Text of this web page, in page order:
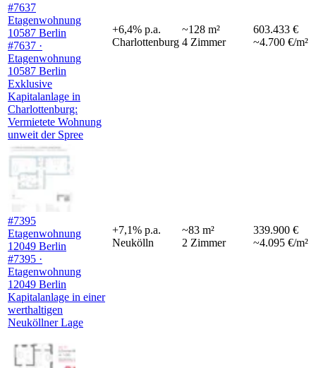
#7637
Etagenwohnung
10587 Berlin
#7637 ·
Etagenwohnung
10587 Berlin
Exklusive
Kapitalanlage in
Charlottenburg:
Vermietete Wohnung
unweit der Spree
+6,4% p.a.
Charlottenburg
~128 m²
4 Zimmer
603.433 €
~4.700 €/m²
#7395
Etagenwohnung
12049 Berlin
#7395 ·
Etagenwohnung
12049 Berlin
Kapitalanlage in einer
werthaltigen
Neuköllner Lage
+7,1% p.a.
Neukölln
~83 m²
2 Zimmer
339.900 €
~4.095 €/m²